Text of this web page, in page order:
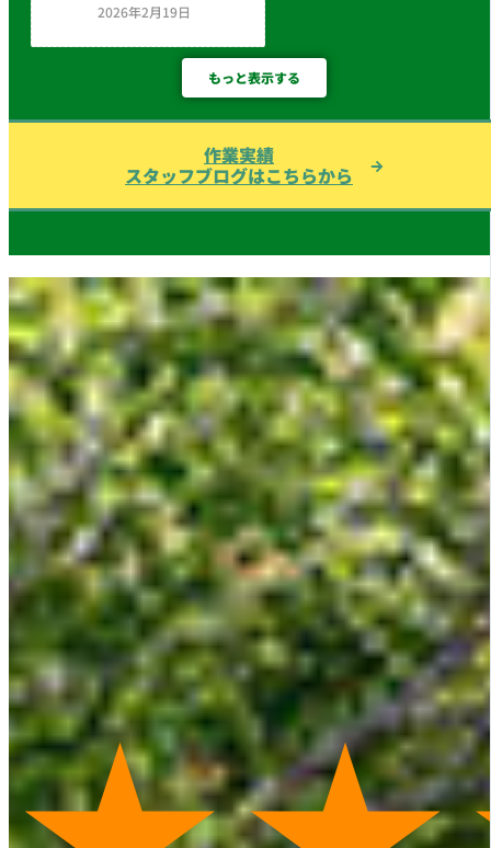
2026年2月19日
もっと表示する
作業実績
スタッフブログはこちらから